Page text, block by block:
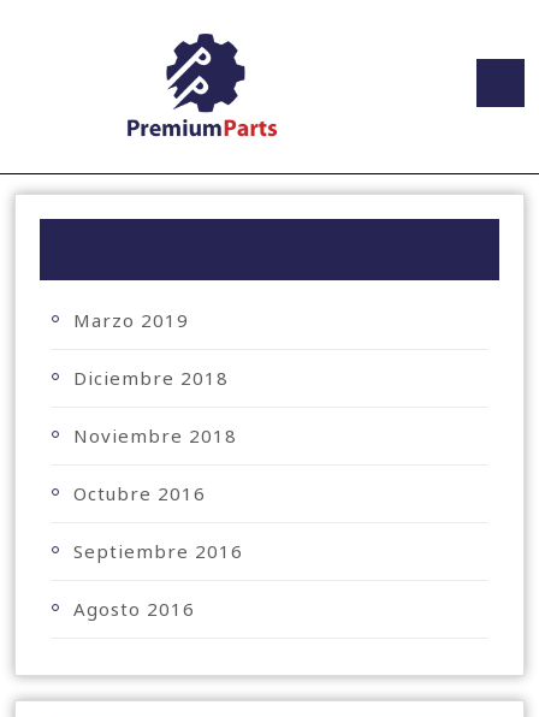
Marzo 2019
Diciembre 2018
Noviembre 2018
Octubre 2016
Septiembre 2016
Agosto 2016